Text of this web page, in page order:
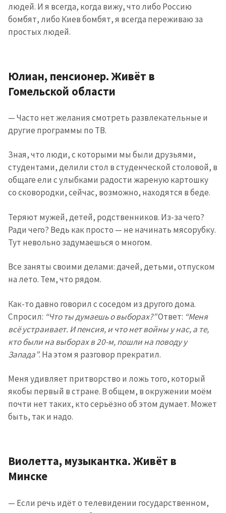
людей. И я всегда, когда вижу, что либо Россию
бомбят, либо Киев бомбят, я всегда переживаю за
простых людей.
Юлиан, пенсионер. Живёт в
Гомельской области
— Часто нет желания смотреть развлекательные и
другие программы по ТВ.
Зная, что люди, с которыми мы были друзьями,
студентами, делили стол в студенческой столовой, в
общаге ели с улыбками радости жареную картошку
со сковородки, сейчас, возможно, находятся в беде.
Теряют мужей, детей, родственников. Из-за чего?
Ради чего? Ведь как просто — не начинать мясорубку.
Тут невольно задумаешься о многом.
Все заняты своими делами: дачей, детьми, отпуском
на лето. Тем, что рядом.
Как-то давно говорил с соседом из другого дома.
Спросил: “Что ты думаешь о выборах?”Ответ: “Меня
всё устраивает. И пенсия, и что нет войны у нас, а те,
кто были на выборах в 20-м, пошли на поводу у
Запада”. На этом я разговор прекратил.
Меня удивляет притворство и ложь того, который
якобы первый в стране. В общем, в окружении моём
почти нет таких, кто серьёзно об этом думает. Может
быть, так и надо.
Виолетта, музыкантка. Живёт в
Минске
— Если речь идёт о телевидении государственном,